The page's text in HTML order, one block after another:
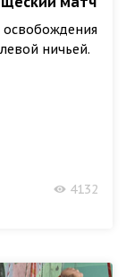
освобождения
ничьей.
4132